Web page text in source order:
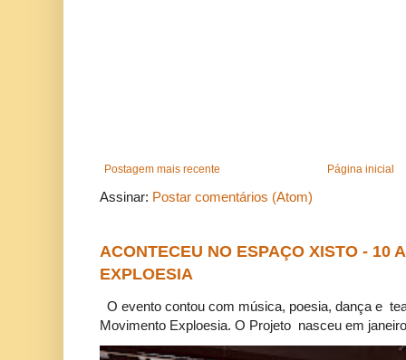
Postagem mais recente Página inicial
Assinar: Postar comentários (Atom)
ACONTECEU NO ESPAÇO XISTO - 10
EXPLOESIA
O evento contou com música, poesia, dança e
Movimento Exploesia. O Projeto nasceu em